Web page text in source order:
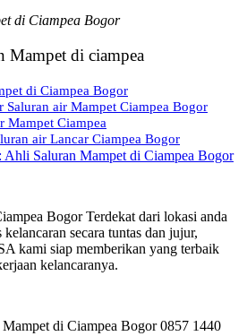
di Ciampea Bogor
Mampet di ciampea
di Ciampea Bogor
Saluran air Mampet Ciampea Bogor
Mampet Ciampea
air Lancar Ciampea Bogor
Ahli Saluran Mampet di Ciampea Bogor
Bogor Terdekat dari lokasi anda
secara tuntas dan jujur,
kami siap memberikan yang terbaik
kelancaranya.
di Ciampea Bogor 0857 1440